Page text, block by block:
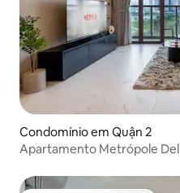
Condomínio em Quận 2
Apartamento Metrópole